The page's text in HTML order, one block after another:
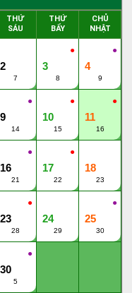
THỨ
SÁU
THỨ
BẨY
CHỦ
NHẬT
2
7
●
3
8
●
4
9
●
9
14
●
10
15
●
11
16
●
16
21
●
17
22
18
23
●
23
28
24
29
●
25
30
●
30
5